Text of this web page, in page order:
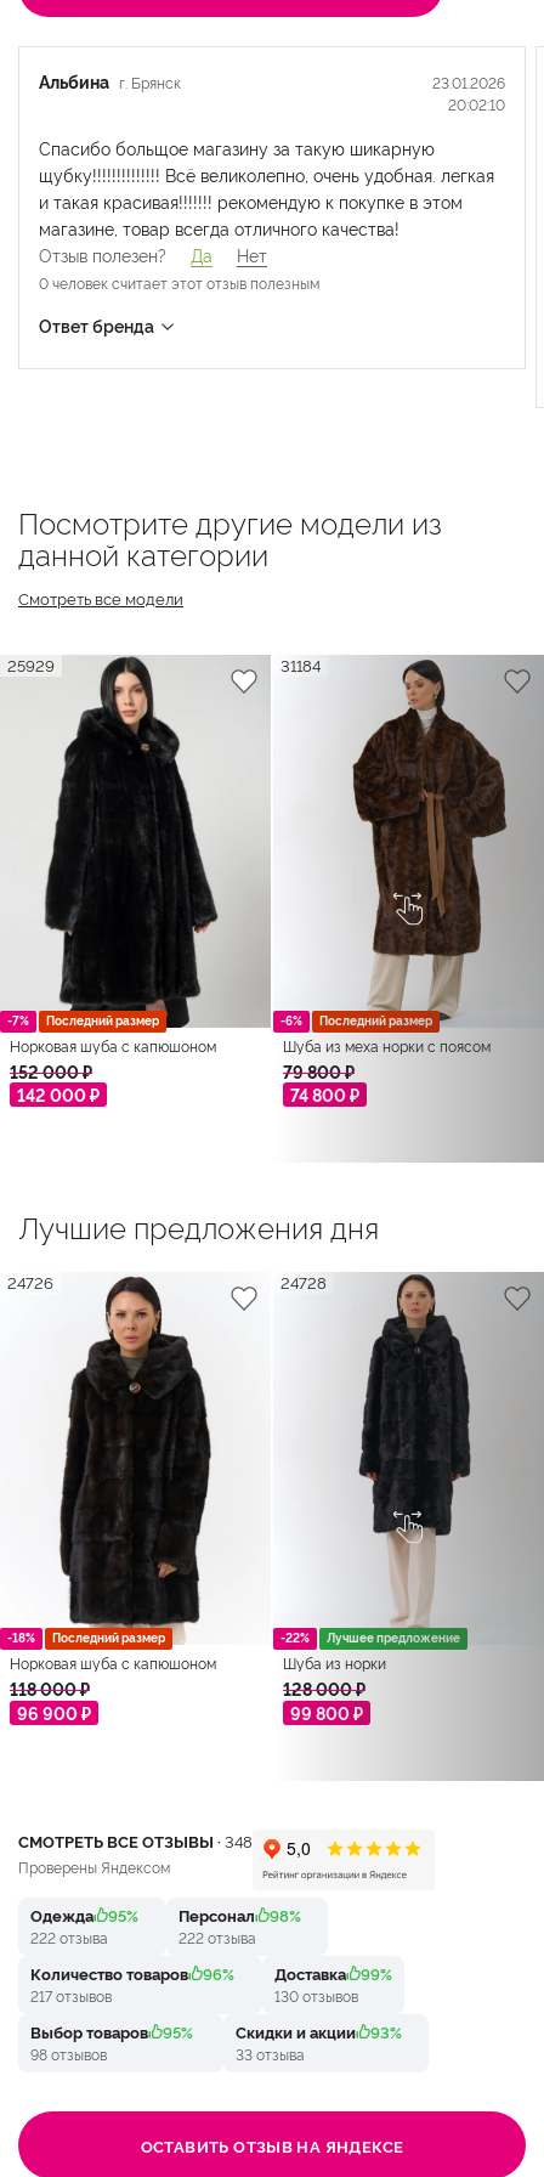
Альбина г. Брянск
23.01.2026
20:02:10
Спасибо больщое магазину за такую шикарную
щубку!!!!!!!!!!!!!! Всё великолепно, очень удобная. легкая
и такая красивая!!!!!!! рекомендую к покупке в этом
магазине, товар всегда отличного качества!
Отзыв полезен?
Да Нет
0 человек считаетэтот отзыв полезным
Ответ бренда
11:28:54
0 человек считает этот ответ полезным
Посмотрите другие модели из
данной категории
Смотреть все модели
-7% Последний размер
25929
Норковая шуба с капюшоном
152 000 ₽
142 000 ₽
-6% Последний размер
31184
Шуба из меха норки с поясом
79 800 ₽
74 800 ₽
Лучшие предложения дня
-18% Последний размер
24726
Норковая шуба с капюшоном
118 000 ₽
96 900 ₽
-22% Лучшее предложение
24728
Шуба из норки
128 000 ₽
99 800 ₽
СМОТРЕТЬ ВСЕ ОТЗЫВЫ ·348
Проверены Яндексом
Одежда 95%
222 отзыва
Персонал 98%
222 отзыва
Количество товаров 96%
217 отзывов
Доставка 99%
130 отзывов
Выбор товаров 95%
98 отзывов
Скидки и акции 93%
33 отзыва
ОСТАВИТЬ ОТЗЫВ НА ЯНДЕКСЕ